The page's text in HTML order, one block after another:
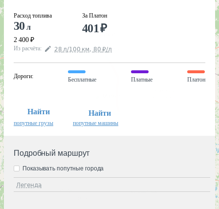
Расход топлива
30 л
2 400 ₽
За Платон
401₽
Из расчёта: 28 л/100 км, 80 ₽/л
Дороги:
Бесплатные Платные Платон
Найти
попутные грузы
Найти
попутные машины
Подробный маршрут
Легенда
Показывать попутные города